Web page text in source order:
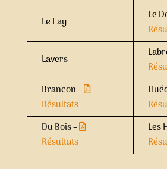
Le Fay
Le
Lavers
Brancon –
Résultats
Du Bois –
Résultats
Les